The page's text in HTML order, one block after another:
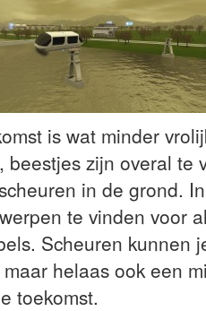
is wat minder
beestjes zijn overal te
in de grond.
te vinden voor
Scheuren kunnen
helaas ook een
toekomst.